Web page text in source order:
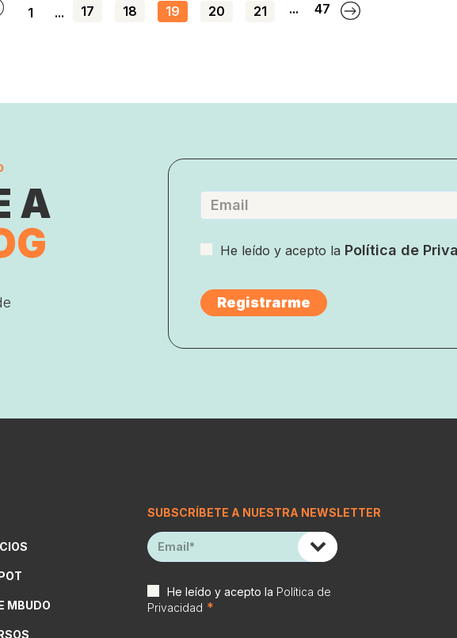
1 ... 17 18 19 20 21 ... 47
A
He leído y acepto la Política de
MBUDO
SUBSCRÍBETE A NUESTRA NEWSLETTER
He leído y acepto la Política de
Privacidad *